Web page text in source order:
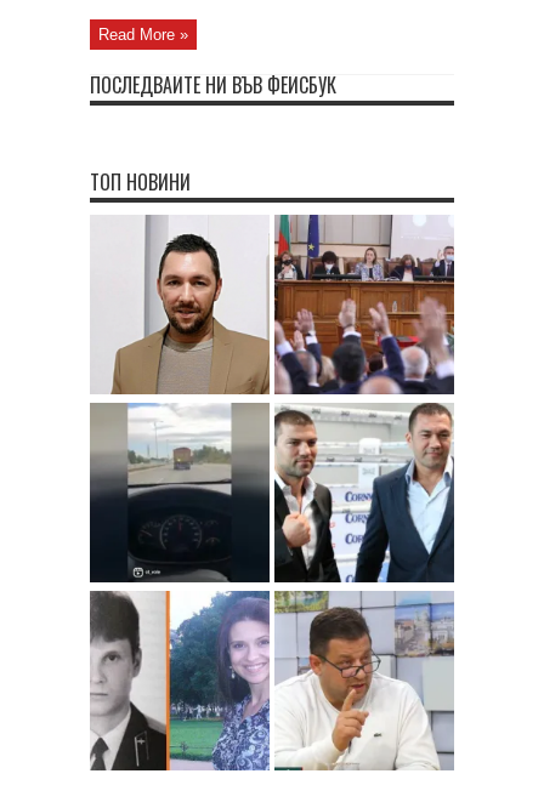
Read More »
ПОСЛЕДВАЙТЕ НИ ВЪВ ФЕЙСБУК
ТОП НОВИНИ